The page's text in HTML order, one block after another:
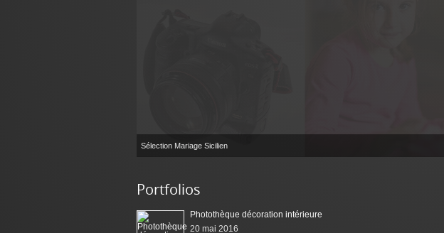
19 novembre 2015
Le Book « Mariage »
vers le Book « Portrait » Retour vers Page Spéciale « Prestation de